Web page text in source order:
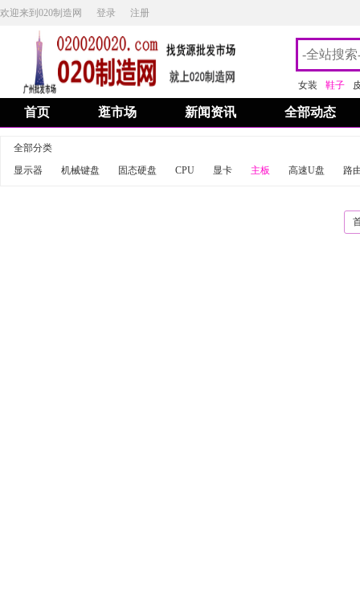
欢迎来到020制造网 登录 注册
女装 鞋子
首页 逛市场 新闻资讯 全部动态
全部分类
显示器
机械键盘 固态硬盘 CPU 显卡 主板 高速U盘 路